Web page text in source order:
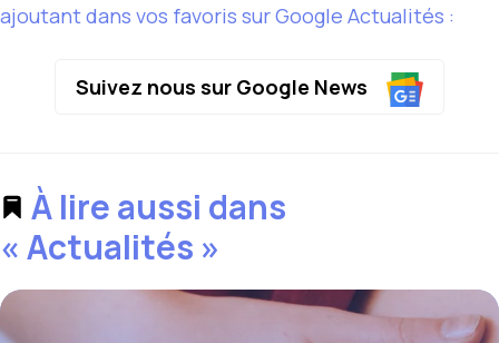
ajoutant dans vos favoris sur Google Actualités :
Suivez nous sur Google News
À lire aussi dans
« Actualités »